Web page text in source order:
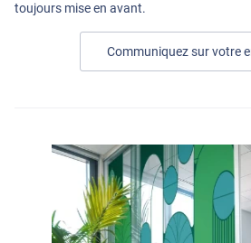
toujours mise en avant.
Communiquez sur votre